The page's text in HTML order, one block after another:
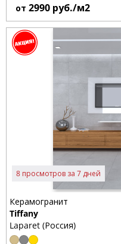
от 2990 руб./м2
8 просмотров за 7 дней
Керамогранит
Tiffany
Laparet (Россия)